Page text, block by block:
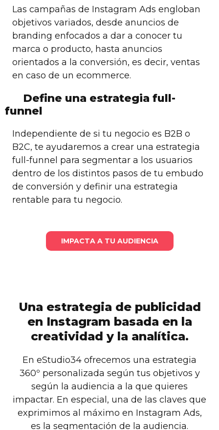
Las campañas de Instagram Ads engloban
objetivos variados, desde anuncios de
branding enfocados a dar a conocer tu
marca o producto, hasta anuncios
orientados a la conversión, es decir, ventas
en caso de un ecommerce.
Define una estrategia full-
funnel
Independiente de si tu negocio es B2B o
B2C, te ayudaremos a crear una estrategia
full-funnel para segmentar a los usuarios
dentro de los distintos pasos de tu embudo
de conversión y definir una estrategia
rentable para tu negocio.
IMPACTA A TU AUDIENCIA
Una estrategia de publicidad
en Instagram basada en la
creatividad y la analítica.
En eStudio34 ofrecemos una estrategia
360º personalizada según tus objetivos y
según la audiencia a la que quieres
impactar. En especial, una de las claves que
exprimimos al máximo en Instagram Ads,
es la segmentación de la audiencia.